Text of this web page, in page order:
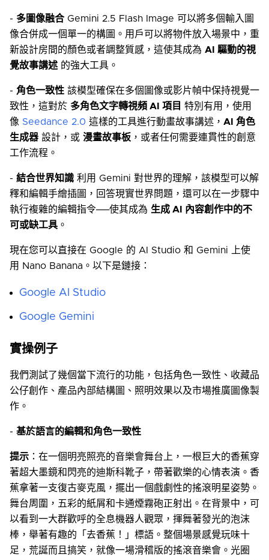
- 多圖像融合 Gemini 2.5 Flash Image 可以將多個輸入圖
像合併成一個單一的構圖。用戶可以將物件放入場景中，重
新設計房間的顏色或者調整質感，這使其成為 AI 驅動的視
覺故事講述 的強大工具。
- 角色一致性 該模型確保在多個圖像或影片幀中保持視覺一
致性，這對於 多角色文字轉視頻 AI 項目 特別有用，使用
像 Seedance 2.0 這樣的工具進行動畫故事講述， AI 角色
生成器 設計，或 漫畫故事板 ，或者任何需要連貫性的創意
工作流程。
- 結合世界知識 利用 Gemini 對世界的理解，該模型可以解
釋和編輯手繪插圖，回答現實世界問題，還可以在一步驟中
執行複雜的編輯指令──使其成為 生成 AI 內容創作中的不
可或缺工具 。
現在您可以直接在 Google 的 AI Studio 和 Gemini 上使
用 Nano Banana。以下是鏈接：
Google AI Studio
Google Gemini
實操例子
我們測試了幾個當下流行的功能，包括角色一致性、收藏品
公仔創作、產品內部結構圖、照明效果以及市場推廣圖像製
作。
- 基於語言的編輯和角色一致性
提示 ：在一個明亮照亮的音樂會舞台上，一根巨大的香蕉穿
著超大墨鏡和閃亮的迪斯科靴子，帶著歡樂的心情表演。香
蕉拿著一支復古麥克風，擺出一個戲劇性的搖滾明星姿勢。
舞台周圍，五彩的紙屑和卡通煙霧砲正射出。在背景中，可
以看到一大群歡呼的全息機器人觀眾，揮舞著發光的泡沫
棒，舉著有趣的「去香蕉！」標語。整個場景感覺玩味十
足，荒誕而且搞笑，就像一場滑稽版的搖滾音樂會。光圈